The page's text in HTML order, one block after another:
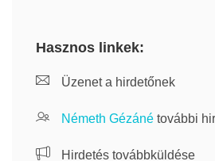
Hasznos linkek:
Üzenet a hirdetőnek
Németh Gézáné további
Hirdetés továbbküldése